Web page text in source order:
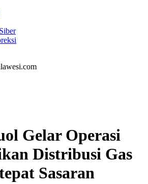
Gelar Operasi
Distribusi Gas
Sasaran